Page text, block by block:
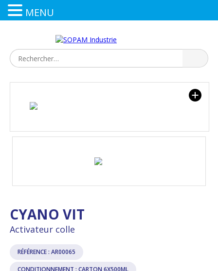
CYANO VIT
Activateur colle
RÉFÉRENCE : AR00065
CONDITIONNEMENT : CARTON 6X500ML
MENU